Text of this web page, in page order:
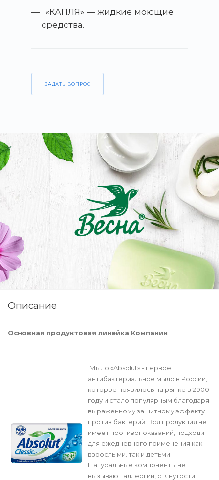
«КАПЛЯ» — жидкие моющие
средства.
ЗАДАТЬ ВОПРОС
Описание
Основная продуктовая линейка Компании
Мыло «Absolut» - первое
антибактериальное мыло в России,
которое появилось на рынке в 2000
году и стало популярным благодаря
выраженному защитному эффекту
против бактерий. Вся продукция не
имеет противопоказаний, подходит
для ежедневного применения как
взрослыми, так и детьми.
Натуральные компоненты не
вызывают аллергии, стянутости